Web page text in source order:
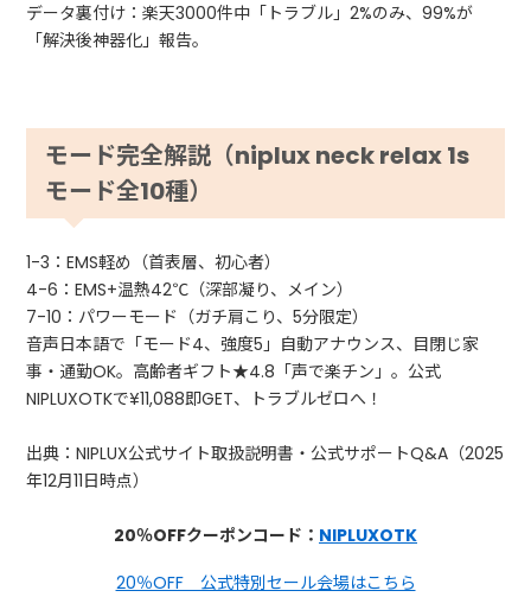
データ裏付け：楽天3000件中「トラブル」2%のみ、99%が
「解決後神器化」報告。
モード完全解説（niplux neck relax 1s
モード全10種）
1-3：EMS軽め（首表層、初心者）
4-6：EMS+温熱42℃（深部凝り、メイン）
7-10：パワーモード（ガチ肩こり、5分限定）
音声日本語で「モード4、強度5」自動アナウンス、目閉じ家
事・通勤OK。高齢者ギフト★4.8「声で楽チン」。公式
NIPLUXOTKで¥11,088即GET、トラブルゼロへ！
出典：NIPLUX公式サイト取扱説明書・公式サポートQ&A（2025
年12月11日時点）
20％OFFクーポンコード： NIPLUXOTK
20％OFF 公式特別セール会場はこちら